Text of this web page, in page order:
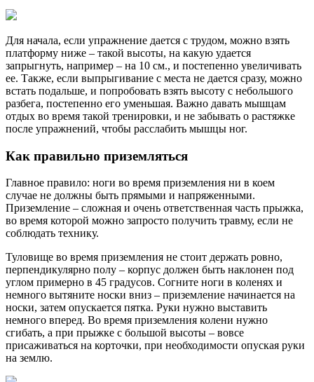
Для начала, если упражнение дается с трудом, можно взять
платформу ниже – такой высоты, на какую удается
запрыгнуть, например – на 10 см., и постепенно увеличивать
ее. Также, если выпрыгивание с места не дается сразу, можно
встать подальше, и попробовать взять высоту с небольшого
разбега, постепенно его уменьшая. Важно давать мышцам
отдых во время такой тренировки, и не забывать о растяжке
после упражнений, чтобы расслабить мышцы ног.
Как правильно приземляться
Главное правило: ноги во время приземления ни в коем
случае не должны быть прямыми и напряженными.
Приземление – сложная и очень ответственная часть прыжка,
во время которой можно запросто получить травму, если не
соблюдать технику.
Туловище во время приземления не стоит держать ровно,
перпендикулярно полу – корпус должен быть наклонен под
углом примерно в 45 градусов. Согните ноги в коленях и
немного вытяните носки вниз – приземление начинается на
носки, затем опускается пятка. Руки нужно выставить
немного вперед. Во время приземления колени нужно
сгибать, а при прыжке с большой высоты – вовсе
присаживаться на корточки, при необходимости опуская руки
на землю.